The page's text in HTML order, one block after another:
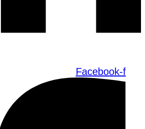
Facebook-f